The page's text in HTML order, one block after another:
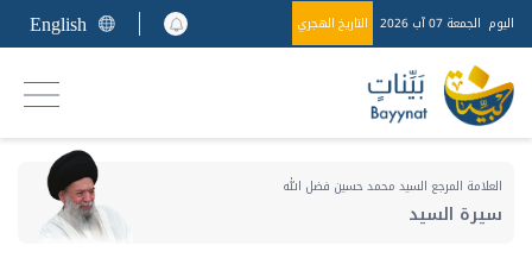
اليوم الجمعة 07 آب 2026 التاريخ الهجري English
العلامة المرجع السيد محمد حسين فضل الله
سيرة السيد